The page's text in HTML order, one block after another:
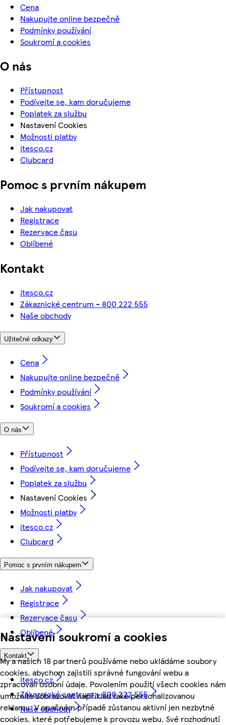
Nastavení soukromí a cookies
My a našich 18 partnerů používáme nebo ukládáme soubory
cookies, abychom zajistili správné fungování webu a
zpracovali osobní údaje. Povolením použití všech cookies nám
umožníte zobrazovat například také personalizovanou
reklamu. V opačném případě zůstanou aktivní jen nezbytné
cookies, které potřebujeme k provozu webu. Své rozhodnutí
Cena
Nakupujte online bezpečně
Podmínky používání
Soukromí a cookies
O nás
Přístupnost
Podívejte se, kam doručujeme
Poplatek za službu
Nastavení Cookies
Možnosti platby
itesco.cz
Clubcard
Pomoc s prvním nákupem
Jak nakupovat
Registrace
Rezervace času
Oblíbené
Kontakt
itesco.cz
Zákaznické centrum - 800 222 555
Naše obchody
Užitečné odkazy
Cena
Nakupujte online bezpečně
Podmínky používání
Soukromí a cookies
O nás
Přístupnost
Podívejte se, kam doručujeme
Poplatek za službu
Nastavení Cookies
Možnosti platby
itesco.cz
Clubcard
Pomoc s prvním nákupem
Jak nakupovat
Registrace
Rezervace času
Oblíbené
Kontakt
itesco.cz
Zákaznické centrum - 800 222 555
Naše obchody